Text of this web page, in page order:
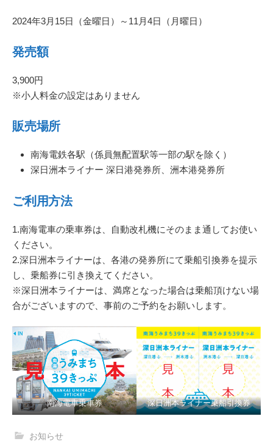
2024年3月15日（金曜日）～11月4日（月曜日）
発売額
3,900円
※小人料金の設定はありません
販売場所
南海電鉄各駅（係員無配置駅等一部の駅を除く）
深日洲本ライナー 深日港発券所、洲本港発券所
ご利用方法
1.南海電車の乗車券は、自動改札機にそのまま通してお使い
ください。
2.深日洲本ライナーは、各港の発券所にて乗船引換券を提示
し、乗船券に引き換えてください。
※深日洲本ライナーは、満席となった場合は乗船頂けない場
合がございますので、事前のご予約をお願いします。
南海電車乗車券 深日洲本ライナー乗船引換券
お知らせ